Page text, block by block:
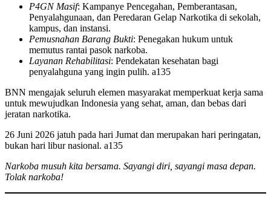
P4GN Masif: Kampanye Pencegahan, Pemberantasan,
Penyalahgunaan, dan Peredaran Gelap Narkotika di sekolah,
kampus, dan instansi.
Pemusnahan Barang Bukti: Penegakan hukum untuk
memutus rantai pasok narkoba.
Layanan Rehabilitasi: Pendekatan kesehatan bagi
penyalahguna yang ingin pulih. a135
BNN mengajak seluruh elemen masyarakat memperkuat kerja sama
untuk mewujudkan Indonesia yang sehat, aman, dan bebas dari
jeratan narkotika.
26 Juni 2026 jatuh pada hari Jumat dan merupakan hari peringatan,
bukan hari libur nasional. a135
Narkoba musuh kita bersama. Sayangi diri, sayangi masa depan.
Tolak narkoba!